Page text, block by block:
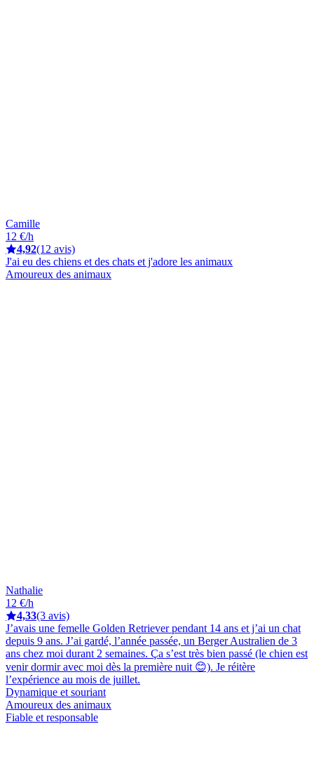
Camille
12 €/h
4,92(12 avis)
J'ai eu des chiens et des chats et j'adore les animaux
Amoureux des animaux
Nathalie
12 €/h
4,33(3 avis)
J’avais une femelle Golden Retriever pendant 14 ans et j’ai un chat
depuis 9 ans. J’ai gardé, l’année passée, un Berger Australien de 3
ans chez moi durant 2 semaines. Ça s’est très bien passé (le chien est
venir dormir avec moi dès la première nuit 😊). Je réitère
l’expérience au mois de juillet.
Dynamique et souriant
Amoureux des animaux
Fiable et responsable